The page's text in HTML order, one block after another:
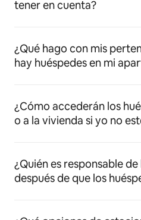
tener en cuenta?
¿Qué hago con mis
hay huéspedes en mi
¿Cómo accederán los
o a la vivienda si yo no
¿Quién es responsable
después de que los